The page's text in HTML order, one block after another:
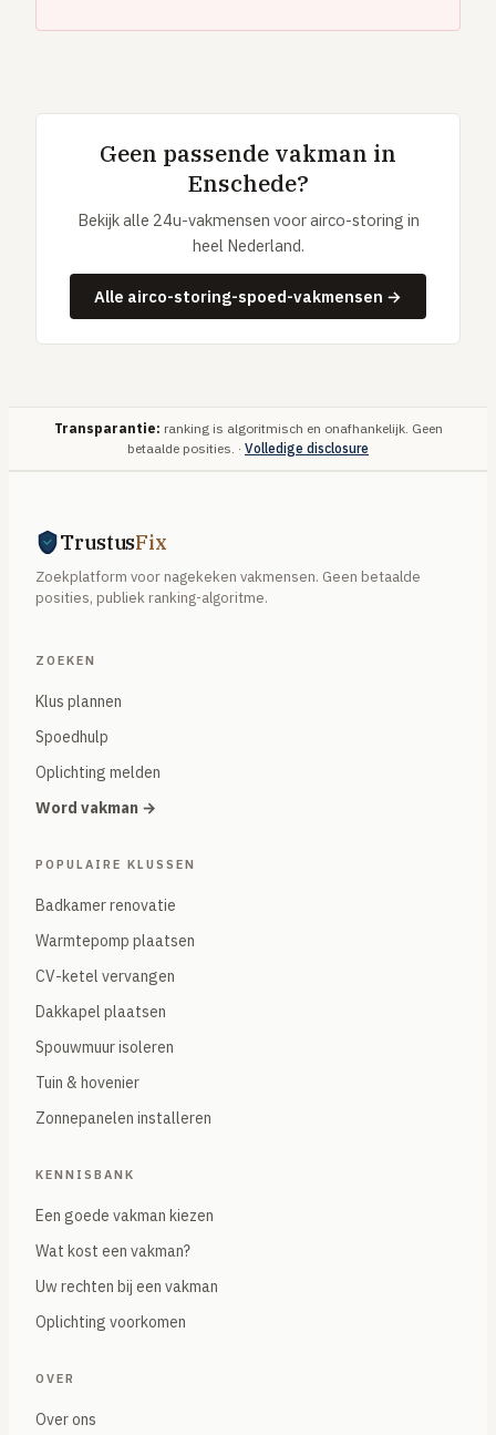
Geen passende vakman in
Enschede?
Bekijk alle 24u-vakmensen voor airco-storing in
heel Nederland.
Alle airco-storing-spoed-vakmensen →
Transparantie: ranking is algoritmisch en onafhankelijk. Geen
betaalde posities. · Volledige disclosure
TrustusFix
Zoekplatform voor nagekeken vakmensen. Geen betaalde
posities, publiek ranking-algoritme.
ZOEKEN
Klus plannen
Spoedhulp
Oplichting melden
Word vakman →
POPULAIRE KLUSSEN
Badkamer renovatie
Warmtepomp plaatsen
CV-ketel vervangen
Dakkapel plaatsen
Spouwmuur isoleren
Tuin & hovenier
Zonnepanelen installeren
KENNISBANK
Een goede vakman kiezen
Wat kost een vakman?
Uw rechten bij een vakman
Oplichting voorkomen
OVER
Over ons